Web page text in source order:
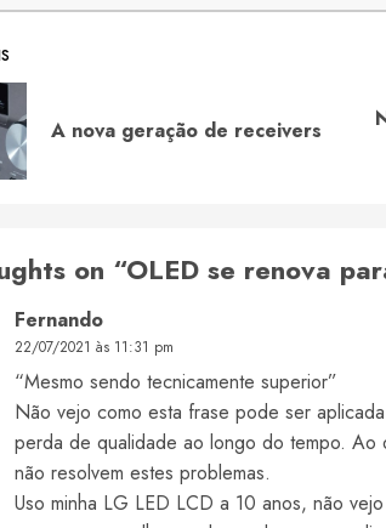
A nova geração de receivers
Next
on “OLED se renova
Fernando
22/07/2021 às 11:31 pm
“Mesmo sendo tecnicamente superior”
Não vejo como esta frase pode ser
perda de qualidade ao longo do tempo.
não resolvem estes problemas.
Uso minha LG LED LCD a 10 anos, não